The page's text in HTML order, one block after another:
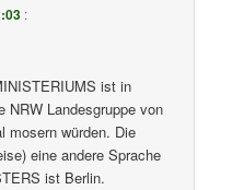
:
ist in
NRW Landesgruppe von
mosern würden. Die
eine andere Sprache
ist Berlin.